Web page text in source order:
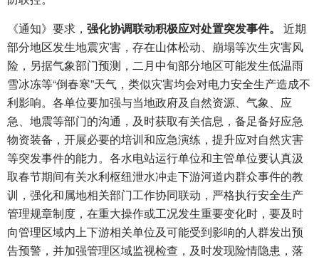
《通知》要求， 强化协调联动积极应对处置突发事件。
近期
部分地区发生地震灾害，存在山体松动、崩塌等次生灾害风
险，另据气象部门预测，二月中旬部分地区可能发生低温雨
雪冰冻等“倒春寒”天气，类似灾害均会对电力安全生产造成不
利影响。各单位要加强与当地政府及自然资源、气象、应
急、地震等部门的沟通，及时获取有关信息，备足备好应急
物资装备，开展必要的培训和应急演练，提升应对自然灾害
等突发事件的能力。各水电站运行单位和主管单位要认真汲
取春节期间有关水利枢纽泄水冲走下游河道内群众事件的教
训，强化和属地相关部门工作协同联动，严格执行安全生产
管理规章制度，在重大操作或工况发生重要变化时，要及时
向管理区域内上下游相关单位及可能受到影响的人群发出预
告预警，并加强管理区域监视检查，及时发现险情隐患，落